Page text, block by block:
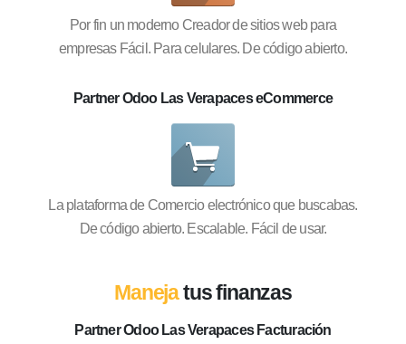
Por fin un moderno Creador de sitios web para
empresas Fácil. Para celulares. De código abierto.
Partner Odoo Las Verapaces eCommerce
La plataforma de Comercio electrónico que buscabas.
De código abierto. Escalable. Fácil de usar.
Manejatus finanzas
Partner Odoo Las Verapaces Facturación